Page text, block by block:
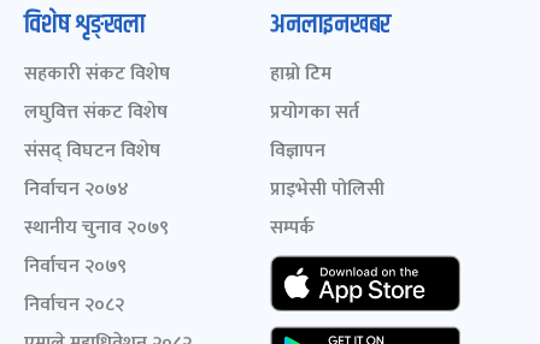
विशेष शृङ्खला
सहकारी संकट विशेष
लघुवित्त संकट विशेष
संसद् विघटन विशेष
निर्वाचन २०७४
स्थानीय चुनाव २०७९
निर्वाचन २०७९
निर्वाचन २०८२
अनलाइनखबर
हाम्रो टिम
प्रयोगका सर्त
विज्ञापन
प्राइभेसी पोलिसी
सम्पर्क